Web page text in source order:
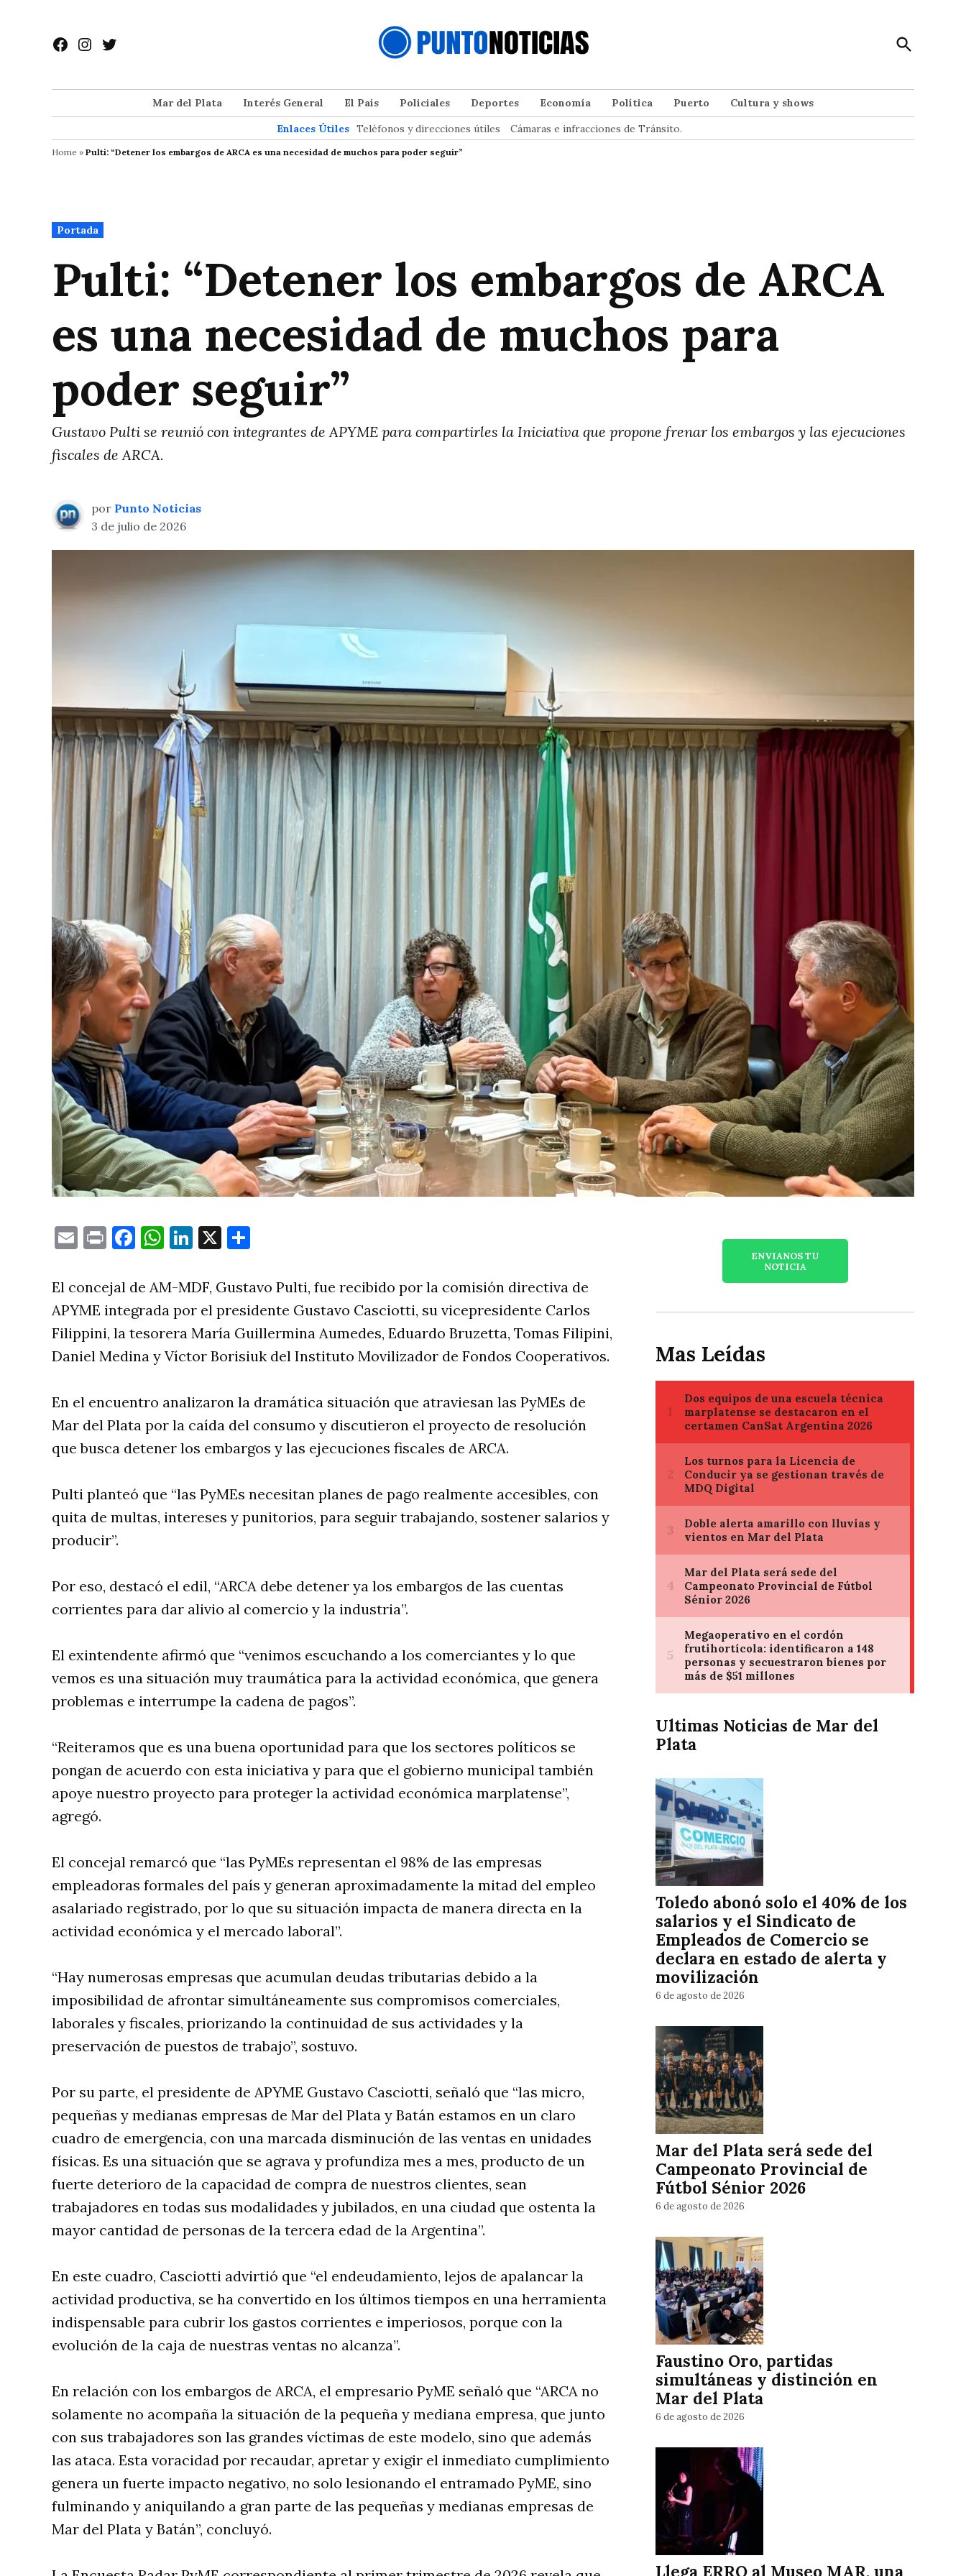
contenido
Facebook
Instagram
Twitter
Open
Search
Mar del Plata Interés General El País Policiales Deportes Economía Política Puerto
Cultura y shows
Enlaces Útiles Teléfonos y direcciones útiles Cámaras e infracciones de Tránsito.
Home » Pulti: “Detener los embargos de ARCA es una necesidad de muchos para poder seguir”
Publicado
en
Portada
Pulti: “Detener los embargos de ARCA
es una necesidad de muchos para
poder seguir”
Gustavo Pulti se reunió con integrantes de APYME para compartirles la Iniciativa que propone frenar los embargos y las ejecuciones
fiscales de ARCA.
por Punto Noticias
3 de julio de 2026
EmailPrintFacebook
WhatsApp
LinkedIn
X
El concejal de AM-MDF, Gustavo Pulti, fue recibido por la comisión directiva de
APYME integrada por el presidente Gustavo Casciotti, su vicepresidente Carlos
Filippini, la tesorera María Guillermina Aumedes, Eduardo Bruzetta, Tomas Filipini,
Daniel Medina y Víctor Borisiuk del Instituto Movilizador de Fondos Cooperativos.
En el encuentro analizaron la dramática situación que atraviesan las PyMEs de
Mar del Plata por la caída del consumo y discutieron el proyecto de resolución
que busca detener los embargos y las ejecuciones fiscales de ARCA.
Pulti planteó que “las PyMEs necesitan planes de pago realmente accesibles, con
quita de multas, intereses y punitorios, para seguir trabajando, sostener salarios y
producir”.
Por eso, destacó el edil, “ARCA debe detener ya los embargos de las cuentas
corrientes para dar alivio al comercio y la industria”.
El exintendente afirmó que “venimos escuchando a los comerciantes y lo que
vemos es una situación muy traumática para la actividad económica, que genera
problemas e interrumpe la cadena de pagos”.
“Reiteramos que es una buena oportunidad para que los sectores políticos se
pongan de acuerdo con esta iniciativa y para que el gobierno municipal también
apoye nuestro proyecto para proteger la actividad económica marplatense”,
agregó.
El concejal remarcó que “las PyMEs representan el 98% de las empresas
empleadoras formales del país y generan aproximadamente la mitad del empleo
asalariado registrado, por lo que su situación impacta de manera directa en la
actividad económica y el mercado laboral”.
“Hay numerosas empresas que acumulan deudas tributarias debido a la
imposibilidad de afrontar simultáneamente sus compromisos comerciales,
laborales y fiscales, priorizando la continuidad de sus actividades y la
preservación de puestos de trabajo”, sostuvo.
Por su parte, el presidente de APYME Gustavo Casciotti, señaló que “las micro,
pequeñas y medianas empresas de Mar del Plata y Batán estamos en un claro
cuadro de emergencia, con una marcada disminución de las ventas en unidades
físicas. Es una situación que se agrava y profundiza mes a mes, producto de un
fuerte deterioro de la capacidad de compra de nuestros clientes, sean
trabajadores en todas sus modalidades y jubilados, en una ciudad que ostenta la
mayor cantidad de personas de la tercera edad de la Argentina”.
En este cuadro, Casciotti advirtió que “el endeudamiento, lejos de apalancar la
actividad productiva, se ha convertido en los últimos tiempos en una herramienta
indispensable para cubrir los gastos corrientes e imperiosos, porque con la
evolución de la caja de nuestras ventas no alcanza”.
En relación con los embargos de ARCA, el empresario PyME señaló que “ARCA no
solamente no acompaña la situación de la pequeña y mediana empresa, que junto
con sus trabajadores son las grandes víctimas de este modelo, sino que además
las ataca. Esta voracidad por recaudar, apretar y exigir el inmediato cumplimiento
genera un fuerte impacto negativo, no solo lesionando el entramado PyME, sino
fulminando y aniquilando a gran parte de las pequeñas y medianas empresas de
Mar del Plata y Batán”, concluyó.
ENVIANOS TU
NOTICIA
Mas Leídas
Ultimas Noticias de Mar del
Plata
Toledo abonó solo el 40% de los
salarios y el Sindicato de
Empleados de Comercio se
declara en estado de alerta y
movilización
6 de agosto de 2026
Mar del Plata será sede del
Campeonato Provincial de
Fútbol Sénior 2026
6 de agosto de 2026
Faustino Oro, partidas
simultáneas y distinción en
Mar del Plata
6 de agosto de 2026
Llega ERRO al Museo MAR, una